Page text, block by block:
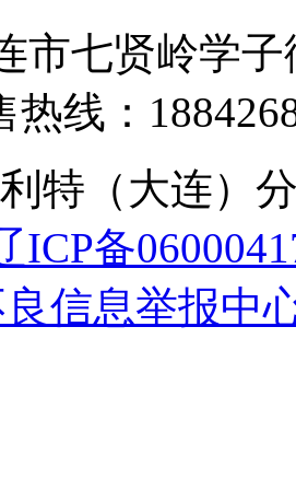
市七贤岭学子
热线：
特（大连）
ICP备
信息举报中